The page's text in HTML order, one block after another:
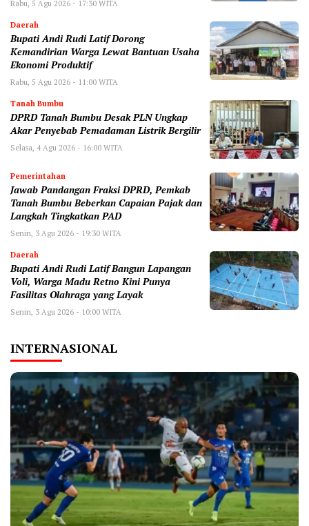
Rabu, 5 Agu 2026 - 17:30 WITA
Daerah
Bupati Andi Rudi Latif Dorong
Kemandirian Warga Lewat Bantuan Usaha
Ekonomi Produktif
Rabu, 5 Agu 2026 - 11:00 WITA
Tanah Bumbu
DPRD Tanah Bumbu Desak PLN Ungkap
Akar Penyebab Pemadaman Listrik Bergilir
Selasa, 4 Agu 2026 - 16:00 WITA
Pemerintahan
Jawab Pandangan Fraksi DPRD, Pemkab
Tanah Bumbu Beberkan Capaian Pajak dan
Langkah Tingkatkan PAD
Senin, 3 Agu 2026 - 19:30 WITA
Daerah
Bupati Andi Rudi Latif Bangun Lapangan
Voli, Warga Madu Retno Kini Punya
Fasilitas Olahraga yang Layak
Senin, 3 Agu 2026 - 10:00 WITA
INTERNASIONAL